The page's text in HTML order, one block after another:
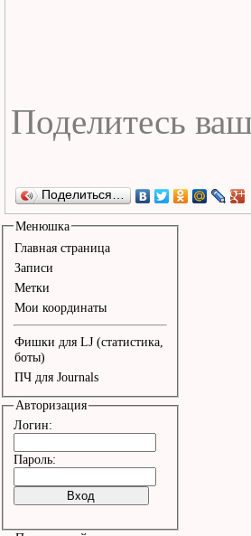
Поделиться…
Менюшка
Главная страница
Записи
Метки
Мои координаты
Фишки для LJ (статистика,
боты)
ПЧ для Journals
Авторизация
Логин:
Пароль: